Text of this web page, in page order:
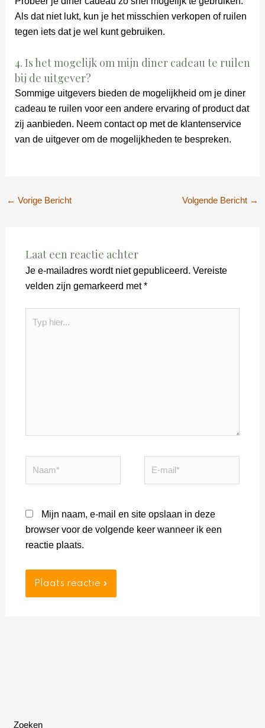
Als dat niet lukt, kun je het misschien verkopen of ruilen
tegen iets dat je wel kunt gebruiken.
4. Is het mogelijk om mijn diner cadeau te ruilen
bij de uitgever?
Sommige uitgevers bieden de mogelijkheid om je diner
cadeau te ruilen voor een andere ervaring of product dat
zij aanbieden. Neem contact op met de klantenservice
van de uitgever om de mogelijkheden te bespreken.
← Vorige Bericht Volgende Bericht →
Laat een reactie achter
Je e-mailadres wordt niet gepubliceerd. Vereiste
velden zijn gemarkeerd met*
hier...
Mijn naam, e-mail en site opslaan in deze
browser voor de volgende keer wanneer ik een
reactie plaats.
Zoeken